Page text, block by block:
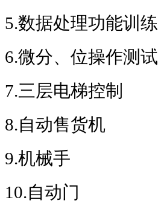
5.数据处理功能训练
6.微分、位操作测试
7.三层电梯控制
8.自动售货机
9.机械手
10.自动门